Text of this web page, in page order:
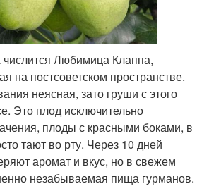
числится Любимица Клаппа,
на постсоветском пространстве.
неясная, зато груши с этого
Это плод исключительно
плоды с красными боками, в
тают во рту. Через 10 дней
аромат и вкус, но в свежем
незабываемая пища гурманов.